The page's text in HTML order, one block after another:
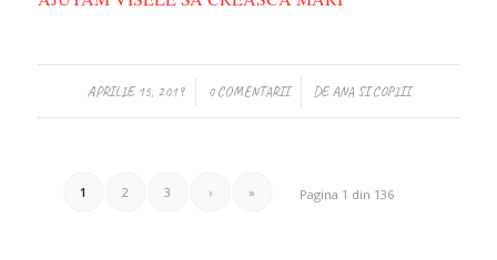
APRILIE 15, 2019
/ 0 COMENTARII
/ DEANA SI COPIII
Pagina 1 din 136
1 2 3 › »